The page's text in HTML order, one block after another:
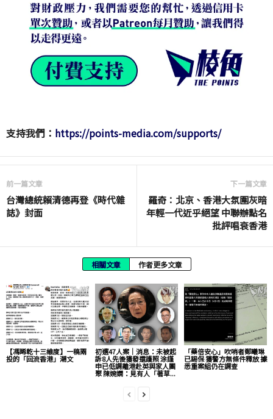
支持我們： https://points-media.com/supports/
前一篇文章
台灣總統賴清德再登《時代雜
誌》封面
下一篇文章
羅奇：北京、香港大氛圍灰暗
年輕一代近乎絕望 中聯辦點名
批評唱衰香港
相關文章 作者更多文章
【馮睎乾十三維度】一稿兩
投的「回流香港」潮文
初選47人案｜消息：未被起
訴8人先後獲發還護照 涂謹
申已低調離港赴英與家人團
聚 陳婉嫻：見有人「著草...
「藥倍安心」吹哨者鄭曦琳
已踢保 獲警方無條件釋放 據
悉重案組仍在調查